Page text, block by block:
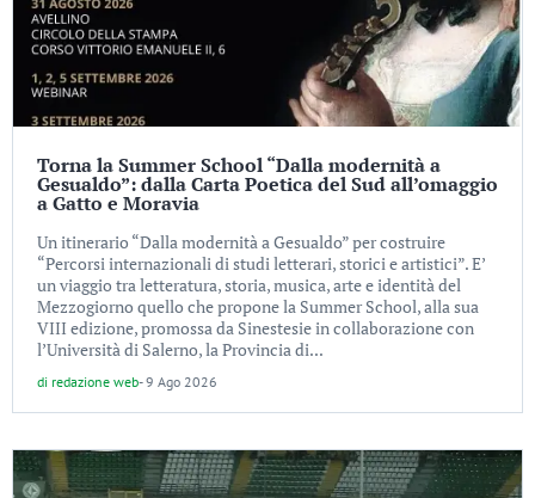
Torna la Summer School “Dalla modernità a
Gesualdo”: dalla Carta Poetica del Sud all’omaggio
a Gatto e Moravia
Un itinerario “Dalla modernità a Gesualdo” per costruire
“Percorsi internazionali di studi letterari, storici e artistici”. E’
un viaggio tra letteratura, storia, musica, arte e identità del
Mezzogiorno quello che propone la Summer School, alla sua
VIII edizione, promossa da Sinestesie in collaborazione con
l’Università di Salerno, la Provincia di...
di redazione web-9 Ago 2026